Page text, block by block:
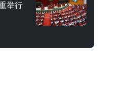
举行